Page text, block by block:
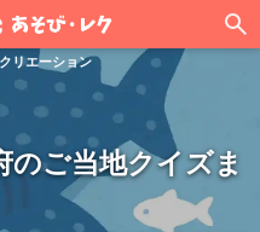
リエーション
のご当地クイズま